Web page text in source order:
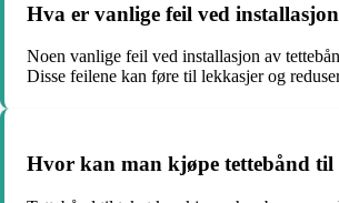
Hva er vanlige feil ved
Noen vanlige feil ved installasjon av
Disse feilene kan føre til lekkasjer og
Hvor kan man kjøpe tettebånd til